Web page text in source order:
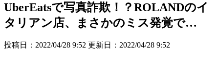
UberEatsで写真詐欺！？ROLANDのイ
タリアン店、まさかのミス発覚で…
投稿日：2022/04/28 9:52 更新日： 2022/04/28 9:52